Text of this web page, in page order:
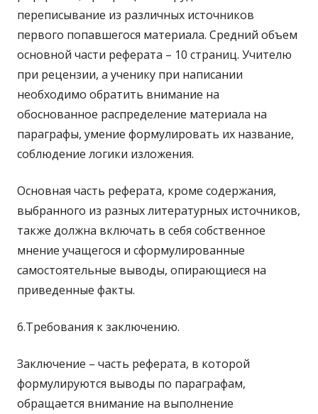
переписывание из различных источников
первого попавшегося материала. Средний объем
основной части реферата – 10 страниц. Учителю
при рецензии, а ученику при написании
необходимо обратить внимание на
обоснованное распределение материала на
параграфы, умение формулировать их название,
соблюдение логики изложения.
Основная часть реферата, кроме содержания,
выбранного из разных литературных источников,
также должна включать в себя собственное
мнение учащегося и сформулированные
самостоятельные выводы, опирающиеся на
приведенные факты.
6.Требования к заключению.
Заключение – часть реферата, в которой
формулируются выводы по параграфам,
обращается внимание на выполнение